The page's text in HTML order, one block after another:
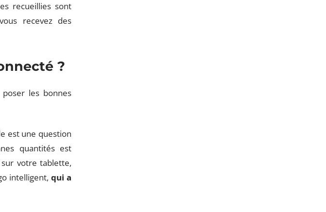
recueillies sont
recevez des
?
les bonnes
est une question
quantités est
votre tablette,
intelligent,qui a